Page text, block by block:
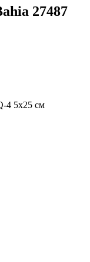
27487
4 5x25 см